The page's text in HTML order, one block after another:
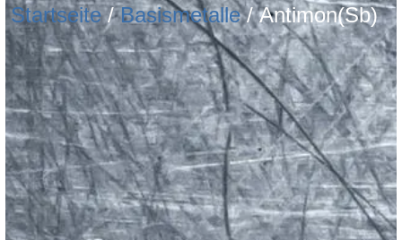
Startseite/Basismetalle/ Antimon(Sb)